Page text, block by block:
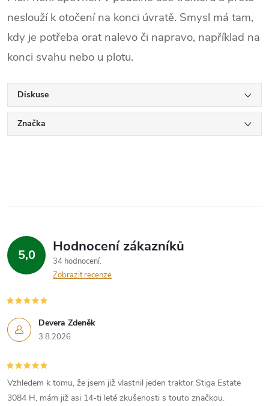
neslouží k otočení na konci úvratě. Smysl má tam,
kdy je potřeba orat nalevo či napravo, například na
konci svahu nebo u plotu.
Diskuse
Značka
5,0 Hodnocení zákazníků
34 hodnocení
Zobrazit recenze
Devera Zdeněk
3.8.2026
Vzhledem k tomu, že jsem již vlastnil jeden traktor Stiga Estate
3084 H, mám již asi 14-ti leté zkušenosti s touto značkou.